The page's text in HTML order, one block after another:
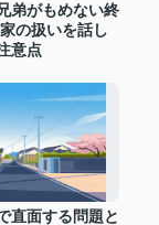
弟がもめない終
の扱いを話し
意点
直面する問題と